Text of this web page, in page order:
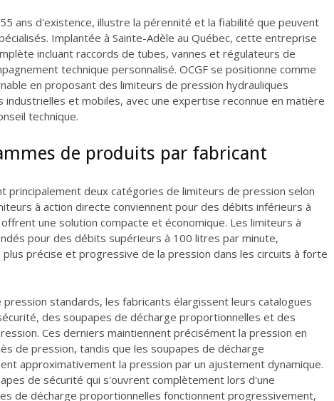
55 ans d'existence, illustre la pérennité et la fiabilité que peuvent
Implantée à Sainte-Adèle au Québec, cette entreprise
incluant raccords de tubes, vannes et régulateurs de
technique personnalisé. OCGF se positionne comme
en proposant des limiteurs de pression hydrauliques
industrielles et mobiles, avec une expertise reconnue en matière
technique.
de produits par fabricant
principalement deux catégories de limiteurs de pression selon
à action directe conviennent pour des débits inférieurs à
une solution compacte et économique. Les limiteurs à
pour des débits supérieurs à 100 litres par minute,
précise et progressive de la pression dans les circuits à forte
standards, les fabricants élargissent leurs catalogues
des soupapes de décharge proportionnelles et des
Ces derniers maintiennent précisément la pression en
de pression, tandis que les soupapes de décharge
approximativement la pression par un ajustement dynamique.
de sécurité qui s'ouvrent complètement lors d'une
de décharge proportionnelles fonctionnent progressivement,